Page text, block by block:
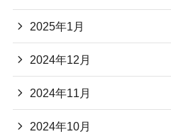
2025年1月
2024年12月
2024年11月
2024年10月